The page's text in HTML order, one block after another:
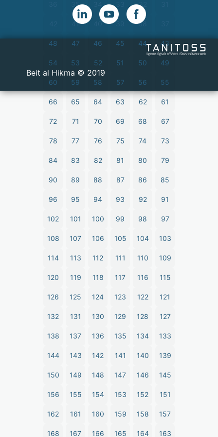
32
35
38
39
40
41
43
44
45
46
47
48
49
50
51
52
53
54
55
56
57
58
59
60
61
62
63
64
65
66
67
68
69
70
71
72
73
74
75
76
77
78
79
80
81
82
83
84
85
86
87
88
89
90
91
92
93
94
95
96
97
98
99
100
101
102
103
104
105
106
107
108
109
110
111
112
113
114
115
116
117
118
119
120
121
122
123
124
125
126
127
128
129
130
131
132
133
134
135
136
137
138
139
140
141
142
143
144
145
146
147
148
149
150
151
152
153
154
155
156
157
158
159
160
161
162
163
164
165
166
167
168
2019 © Beit al Hikma